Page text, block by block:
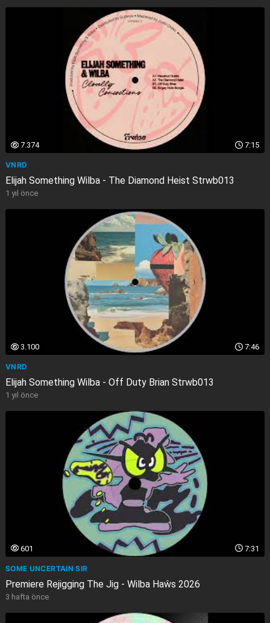
7:15
7.374
VNRD
Elijah Something Wilba - The Diamond Heist Strwb013
1 yıl önce
7:46
3.100
VNRD
Elijah Something Wilba - Off Duty Brian Strwb013
1 yıl önce
7:31
601
SOME UNCERTAIN SIR
Premiere Rejigging The Jig - Wilba Haŵs 2026
3 hafta önce